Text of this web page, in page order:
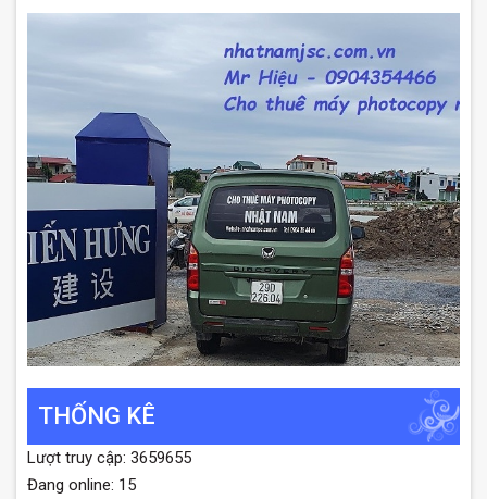
THỐNG KÊ
Lượt truy cập: 3659655
Đang online: 15